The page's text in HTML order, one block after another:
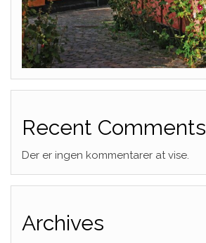
Recent Comments
Der er ingen kommentarer at vise.
Archives